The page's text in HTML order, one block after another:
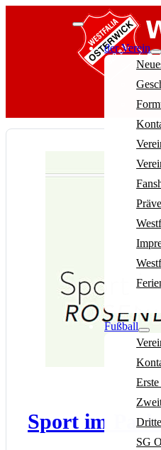
der Verein
Fußball
SG
Sport im Park